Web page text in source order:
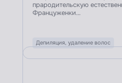
прародительскую
Француженки...
Депиляция, удаление волос